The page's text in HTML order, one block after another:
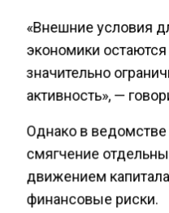
«Внешние условия
экономики
значительно
активность», —
Однако в ведомстве
смягчение
движением
финансовые риски.